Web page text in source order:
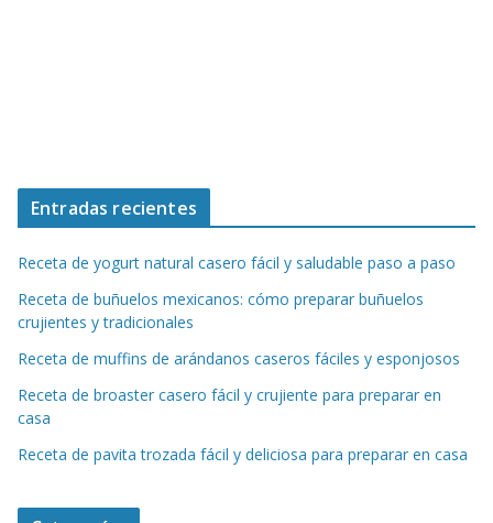
Entradas recientes
Receta de yogurt natural casero fácil y saludable paso a paso
Receta de buñuelos mexicanos: cómo preparar buñuelos
crujientes y tradicionales
Receta de muffins de arándanos caseros fáciles y esponjosos
Receta de broaster casero fácil y crujiente para preparar en
casa
Receta de pavita trozada fácil y deliciosa para preparar en casa